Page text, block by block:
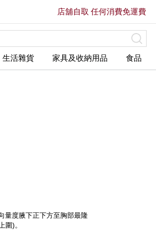
生活雜貨 家具及收納用品 食品
店舖自取 任何消費免運費
量度腋下正下方至胸部最隆
圍)。